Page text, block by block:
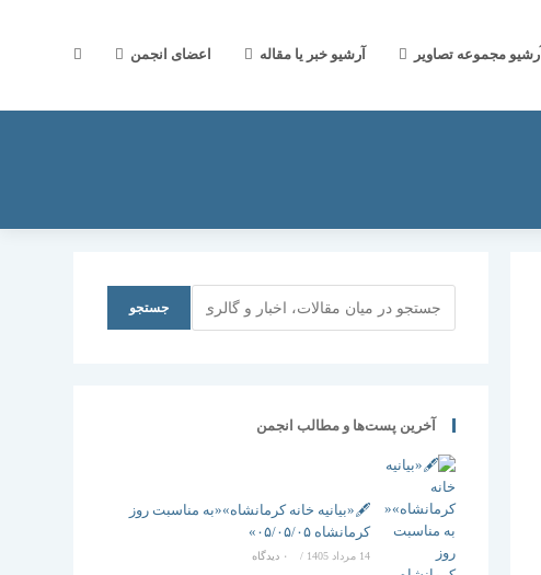
آرشیو مجموعه تصاویر آرشیو خبر یا مقاله اعضای انجمن جستجوی
جستجو
آخرین پست‌ها و مطالب انجمن
🖋️«بیانیه خانه کرمانشاه»«به مناسبت روز
کرمانشاه ۰۵/۰۵/۰۵»
14 مرداد 1405 / ۰ دیدگاه